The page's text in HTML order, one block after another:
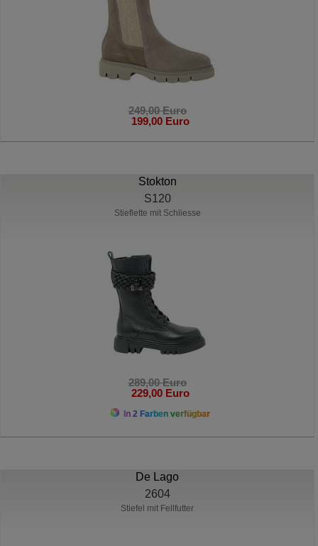
249,00 Euro
199,00 Euro
Stokton
S120
Stieflette mit Schliesse
289,00 Euro
229,00 Euro
In 2 Farben verfügbar
De Lago
2604
Stiefel mit Fellfutter